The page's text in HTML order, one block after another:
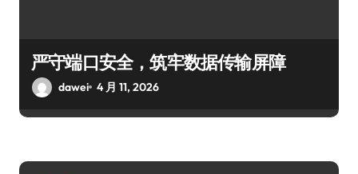
严守端口安全，筑牢数据传输屏障
dawei 4 月 11, 2026